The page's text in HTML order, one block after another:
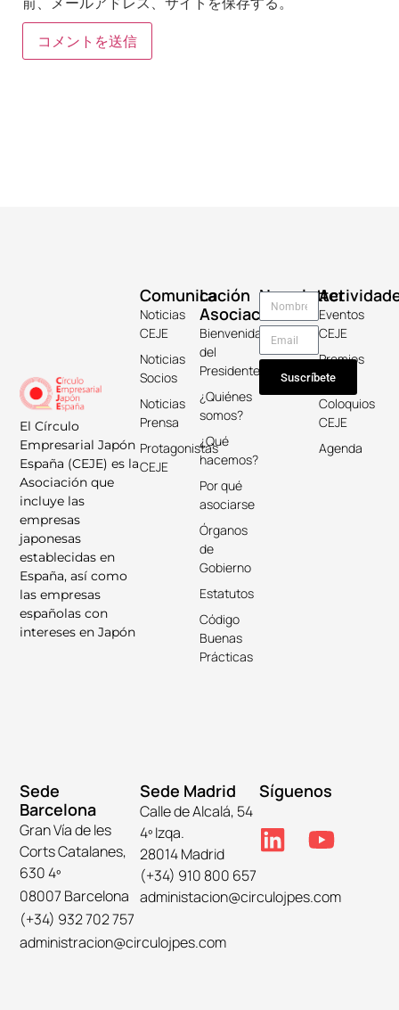
El Círculo
Empresarial Japón
España (CEJE) es la
Asociación que
incluye las
empresas
japonesas
establecidas en
España, así como
las empresas
españolas con
intereses en Japón
La
Asociación
Bienvenida
del
Presidente
¿Quiénes
somos?
¿Qué
hacemos?
Por qué
asociarse
Órganos
de
Gobierno
Estatutos
Código
Buenas
Prácticas
Comunicación
Noticias
CEJE
Noticias
Socios
Noticias
Prensa
Protagonistas
CEJE
Eventos
CEJE
Premios
Keicho
Coloquios
CEJE
Agenda
Newsletter
Suscríbete
Sede
Barcelona
Gran Vía de les
Corts Catalanes,
630 4º
08007 Barcelona
(+34) 932 702 757
administracion@circulojpes.com
Sede Madrid
Calle de Alcalá, 54
4º Izqa.
28014 Madrid
(+34) 910 800 657
administacion@circulojpes.com
Síguenos